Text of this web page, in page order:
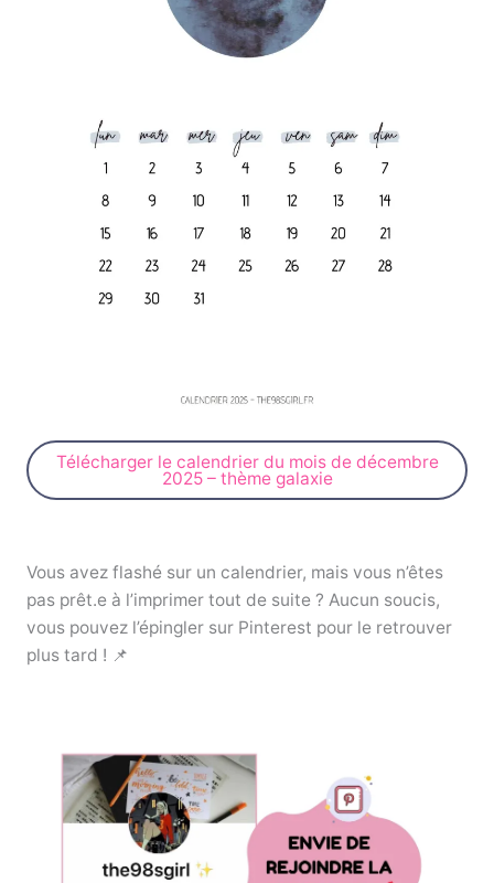
Télécharger le calendrier du mois de décembre
2025 – thème galaxie
Vous avez flashé sur un calendrier, mais vous n’êtes
pas prêt.e à l’imprimer tout de suite ? Aucun soucis,
vous pouvez l’épingler sur Pinterest pour le retrouver
plus tard ! 📌